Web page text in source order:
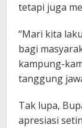
tetapi juga
“Mari kita
bagi
kampung-
tanggung
Tak lupa,
apresiasi